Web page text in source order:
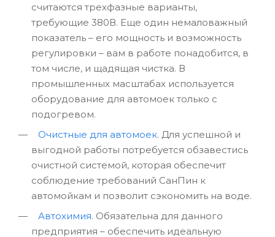
считаются трехфазные варианты,
требующие 380В. Еще один немаловажный
показатель – его мощность и возможность
регулировки – вам в работе понадобится, в
том числе, и щадящая чистка. В
промышленных масштабах используется
оборудование для автомоек только с
подогревом.
Очистные для автомоек. Для успешной и
выгодной работы потребуется обзавестись
очистной системой, которая обеспечит
соблюдение требований СанПин к
автомойкам и позволит сэкономить на воде.
Автохимия. Обязательна для данного
предприятия – обеспечить идеальную